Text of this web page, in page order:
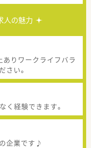
人の魅力
りワークライフバラ
さい。
く経験できます。
企業です♪